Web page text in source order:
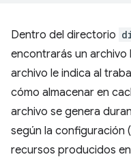
Dentro del directorio
encontrarás un archivo
archivo le indica al
cómo almacenar en
archivo se genera
según la configuración (
recursos producidos